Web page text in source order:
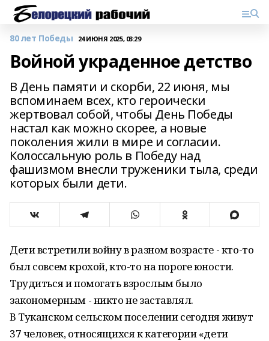
80 лет Победы 24 ИЮНЯ 2025, 03:29
Войной украденное детство
В День памяти и скорби, 22 июня, мы
вспоминаем всех, кто героически
жертвовал собой, чтобы День Победы
настал как можно скорее, а новые
поколения жили в мире и согласии.
Колоссальную роль в Победу над
фашизмом внесли труженики тыла, среди
которых были дети.
Дети встретили войну в разном возрасте - кто-то
был совсем крохой, кто-то на пороге юности.
Трудиться и помогать взрослым было
закономерным - никто не заставлял.
В Туканском сельском поселении сегодня живут
37 человек, относящихся к категории «дети